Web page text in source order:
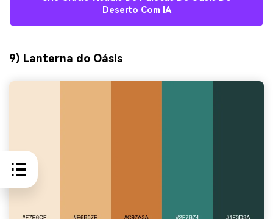
Deserto Com IA
9) Lanterna do Oásis